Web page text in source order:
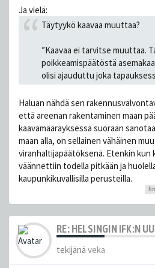
Ja vielä:
Täytyykö kaavaa muuttaa?
”Kaavaa ei tarvitse muuttaa.
poikkeamispäätöstä
olisi ajauduttu joka
Haluan nähdä sen
että areenan rakentaminen maan
kaavamääräyksessä suoraan
maan alla, on sellainen vähäinen
viranhaltijapäätöksenä. Etenkin kun
väännettiin todella pitkään ja
kaupunkikuvallisilla perusteilla.
RE: HELSINGIN IFK:N
tekijänä veka